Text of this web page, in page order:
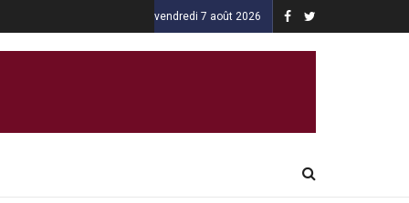
vendredi 7 août 2026